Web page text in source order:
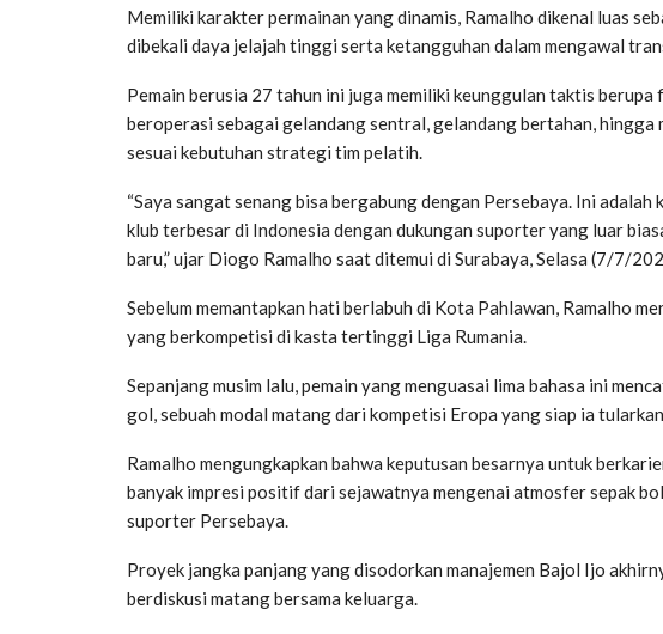
Memiliki karakter permainan yang dinamis, Ramalho dikenal luas
dibekali daya jelajah tinggi serta ketangguhan dalam mengawal
Pemain berusia 27 tahun ini juga memiliki keunggulan taktis berupa
beroperasi sebagai gelandang sentral, gelandang bertahan, hingga
sesuai kebutuhan strategi tim pelatih.
“Saya sangat senang bisa bergabung dengan Persebaya. Ini adalah
klub terbesar di Indonesia dengan dukungan suporter yang luar
baru,” ujar Diogo Ramalho saat ditemui di Surabaya, Selasa (7/7/
Sebelum memantapkan hati berlabuh di Kota Pahlawan, Ramalho
yang berkompetisi di kasta tertinggi Liga Rumania.
Sepanjang musim lalu, pemain yang menguasai lima bahasa ini
gol, sebuah modal matang dari kompetisi Eropa yang siap ia
Ramalho mengungkapkan bahwa keputusan besarnya untuk
banyak impresi positif dari sejawatnya mengenai atmosfer sepak
suporter Persebaya.
Proyek jangka panjang yang disodorkan manajemen Bajol Ijo
berdiskusi matang bersama keluarga.